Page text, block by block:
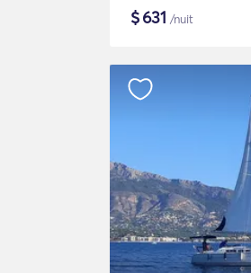
$631 /nuit